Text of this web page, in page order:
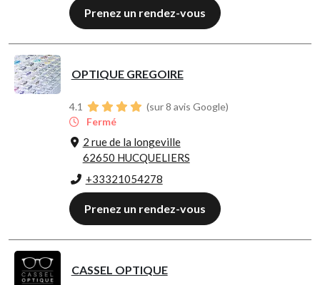
Prenez un rendez-vous
OPTIQUE GREGOIRE
4.1
(sur 8 avis Google)
Fermé
2 rue de la longeville
62650 HUCQUELIERS
+33321054278
Prenez un rendez-vous
CASSEL OPTIQUE